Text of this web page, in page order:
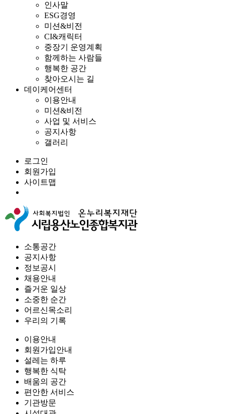
인사말
ESG경영
미션&비전
CI&캐릭터
중장기 운영계획
함께하는 사람들
행복한 공간
찾아오시는 길
데이케어센터
이용안내
미션&비전
사업 및 서비스
공지사항
갤러리
로그인
회원가입
사이트맵
소통공간
공지사항
정보공시
채용안내
즐거운 일상
소중한 순간
어르신목소리
우리의 기록
이용안내
회원가입안내
설레는 하루
행복한 식탁
배움의 공간
편안한 서비스
기관방문